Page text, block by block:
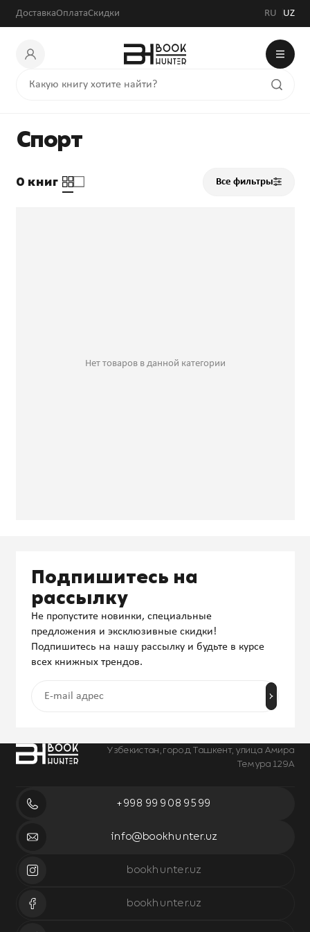
ДоставкаОплатаСкидки RU UZ
Спорт
0 книг Все фильтры
Нет товаров в данной категории
Узбекистан, город Ташкент, улица Амира
Темура 129А
+998 99 908 95 99
info@bookhunter.uz
bookhunter.uz
bookhunter.uz
Подпишитесь на
рассылку
Не пропустите новинки, специальные
предложения и эксклюзивные скидки!
Подпишитесь на нашу рассылку и будьте в курсе
всех книжных трендов.